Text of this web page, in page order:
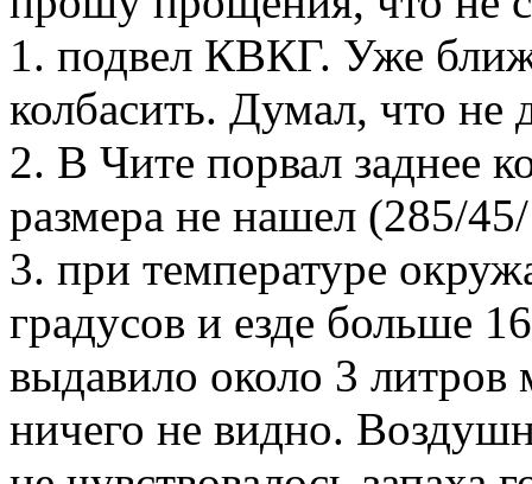
1. подвел КВКГ. Уже
колбасить. Думал, что
2. В Чите порвал заднее
размера не нашел (285/
3. при температуре
градусов и езде больше
выдавило около 3
ничего не видно.